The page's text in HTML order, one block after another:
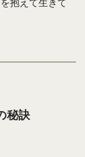
抱えて生きて
秘訣